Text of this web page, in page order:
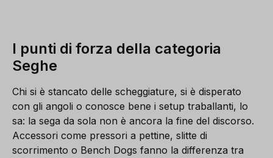
I punti di forza della categoria
Seghe
Chi si è stancato delle scheggiature, si è disperato
con gli angoli o conosce bene i setup traballanti, lo
sa: la sega da sola non è ancora la fine del discorso.
Accessori come pressori a pettine, slitte di
scorrimento o Bench Dogs fanno la differenza tra